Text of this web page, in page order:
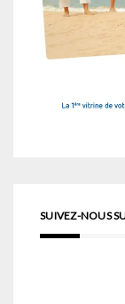
SUIVEZ-NOUS